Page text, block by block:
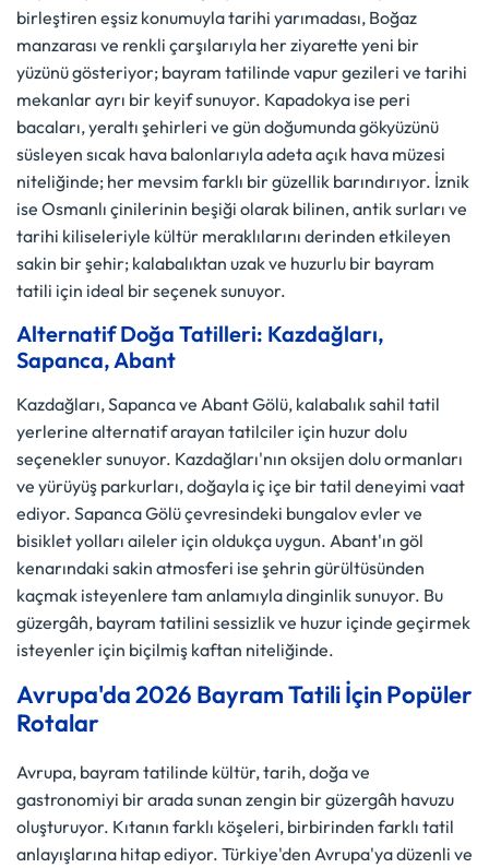
birleştiren eşsiz konumuyla tarihi yarımadası, Boğaz
manzarası ve renkli çarşılarıyla her ziyarette yeni bir
yüzünü gösteriyor; bayram tatilinde vapur gezileri ve tarihi
mekanlar ayrı bir keyif sunuyor. Kapadokya ise peri
bacaları, yeraltı şehirleri ve gün doğumunda gökyüzünü
süsleyen sıcak hava balonlarıyla adeta açık hava müzesi
niteliğinde; her mevsim farklı bir güzellik barındırıyor. İznik
ise Osmanlı çinilerinin beşiği olarak bilinen, antik surları ve
tarihi kiliseleriyle kültür meraklılarını derinden etkileyen
sakin bir şehir; kalabalıktan uzak ve huzurlu bir bayram
tatili için ideal bir seçenek sunuyor.
Alternatif Doğa Tatilleri: Kazdağları,
Sapanca, Abant
Kazdağları, Sapanca ve Abant Gölü, kalabalık sahil tatil
yerlerine alternatif arayan tatilciler için huzur dolu
seçenekler sunuyor. Kazdağları'nın oksijen dolu ormanları
ve yürüyüş parkurları, doğayla iç içe bir tatil deneyimi vaat
ediyor. Sapanca Gölü çevresindeki bungalov evler ve
bisiklet yolları aileler için oldukça uygun. Abant'ın göl
kenarındaki sakin atmosferi ise şehrin gürültüsünden
kaçmak isteyenlere tam anlamıyla dinginlik sunuyor. Bu
güzergâh, bayram tatilini sessizlik ve huzur içinde geçirmek
isteyenler için biçilmiş kaftan niteliğinde.
Avrupa'da 2026 Bayram Tatili İçin Popüler
Rotalar
Avrupa, bayram tatilinde kültür, tarih, doğa ve
gastronomiyi bir arada sunan zengin bir güzergâh havuzu
oluşturuyor. Kıtanın farklı köşeleri, birbirinden farklı tatil
anlayışlarına hitap ediyor. Türkiye'den Avrupa'ya düzenli ve